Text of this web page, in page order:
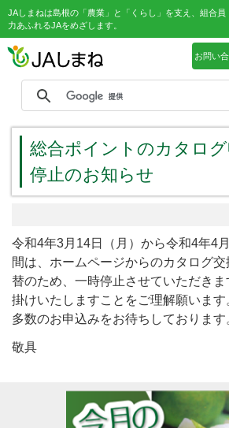
JAしまねは島根の「農業」と「くらし」を支え、組合
力あふれるJAをめざします。
お問い
総合ポイントのカタロ
停止のお知らせ
令和4年3月14日（月）から令和4年4
間は、ホームページからのカタログ
替のため、一時停止させていただき
掛けいたしますことをご理解願いま
多数のお申込みをお待ちしております
敬具